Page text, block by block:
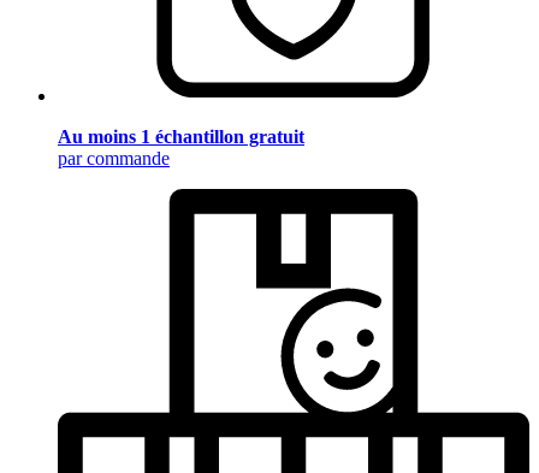
Au moins 1 échantillon gratuit
par commande